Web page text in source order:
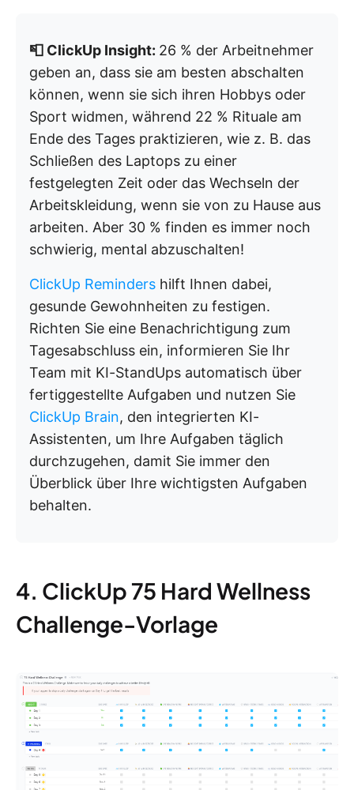
📮 ClickUp Insight: 26 % der Arbeitnehmer
geben an, dass sie am besten abschalten
können, wenn sie sich ihren Hobbys oder
Sport widmen, während 22 % Rituale am
Ende des Tages praktizieren, wie z. B. das
Schließen des Laptops zu einer
festgelegten Zeit oder das Wechseln der
Arbeitskleidung, wenn sie von zu Hause aus
arbeiten. Aber 30 % finden es immer noch
schwierig, mental abzuschalten!
ClickUp Reminders hilft Ihnen dabei,
gesunde Gewohnheiten zu festigen.
Richten Sie eine Benachrichtigung zum
Tagesabschluss ein, informieren Sie Ihr
Team mit KI-StandUps automatisch über
fertiggestellte Aufgaben und nutzen Sie
ClickUp Brain, den integrierten KI-
Assistenten, um Ihre Aufgaben täglich
durchzugehen, damit Sie immer den
Überblick über Ihre wichtigsten Aufgaben
behalten.
4. ClickUp 75 Hard Wellness
Challenge-Vorlage